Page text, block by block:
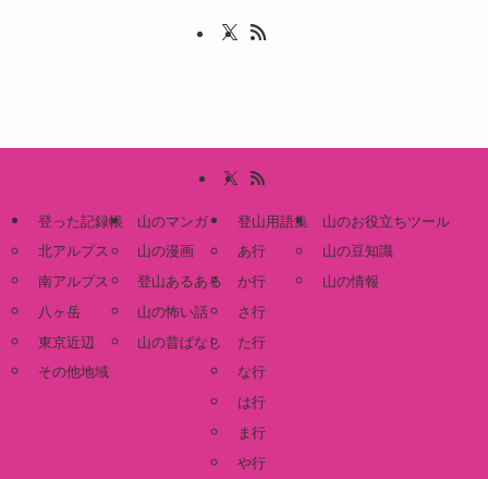
登った記録帳
北アルプス
南アルプス
八ヶ岳
東京近辺
その他地域
山のマンガ
山の漫画
登山あるある
山の怖い話
山の昔ばなし
登山用語集
あ行
か行
さ行
た行
な行
は行
ま行
や行
山のお役立ちツール
山の豆知識
山の情報